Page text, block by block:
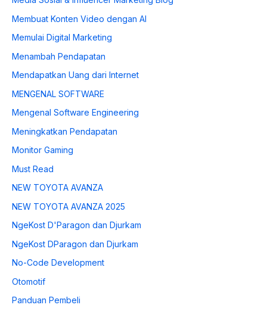
Membuat Konten Video dengan AI
Memulai Digital Marketing
Menambah Pendapatan
Mendapatkan Uang dari Internet
MENGENAL SOFTWARE
Mengenal Software Engineering
Meningkatkan Pendapatan
Monitor Gaming
Must Read
NEW TOYOTA AVANZA
NEW TOYOTA AVANZA 2025
NgeKost D'Paragon dan Djurkam
NgeKost DParagon dan Djurkam
No-Code Development
Otomotif
Panduan Pembeli